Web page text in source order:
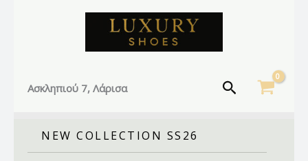
Ασκληπιού 7, Λάρισα Αναζήτηση
NEW COLLECTION SS26